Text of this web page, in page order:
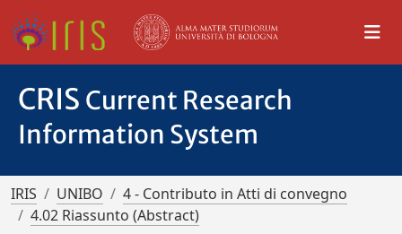
CRIS Current Research
Information System
IRIS UNIBO
4 - Contributo in Atti di convegno
4.02 Riassunto (Abstract)